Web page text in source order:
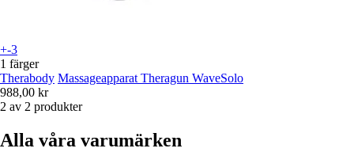
+-3
1 färger
Therabody Massageapparat Theragun WaveSolo
988,00 kr
2 av 2 produkter
Alla våra varumärken